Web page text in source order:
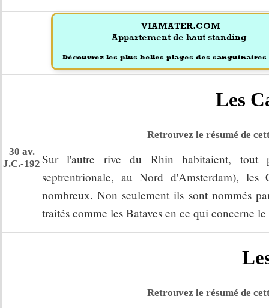
30 av.
J.C.-192
Les
Retrouvez le résumé de
Sur l'autre rive du Rhin habitaient, tout
septrentrionale, au Nord d'Amsterdam),
nombreux. Non seulement ils sont nommés
traités comme les Bataves en ce qui concerne
Retrouvez le résumé de